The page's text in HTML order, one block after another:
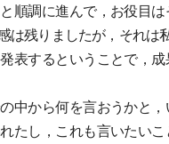
順調に進んで，お役目
は残りましたが，それは
表するということで，
中から何を言おうかと
たし，これも言いたい